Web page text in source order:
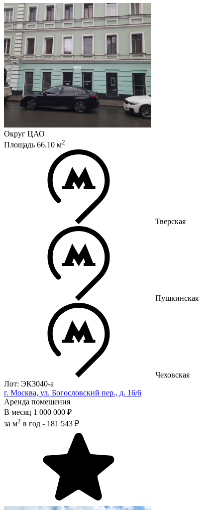
Округ ЦАО
Площадь 66.10 м2
Тверская
Пушкинская
Чеховская
Лот: ЭК3040-a
г. Москва, ул. Богословский пер., д. 16/6
Аренда помещения
В месяц 1 000 000 ₽
за м2 в год - 181 543 ₽